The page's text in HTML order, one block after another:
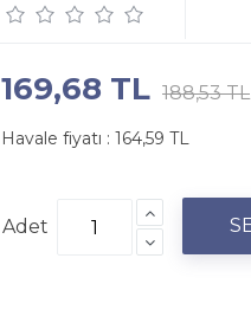
169,68 TL 188,53 TL
Havale fiyatı : 164,59 TL
Adet